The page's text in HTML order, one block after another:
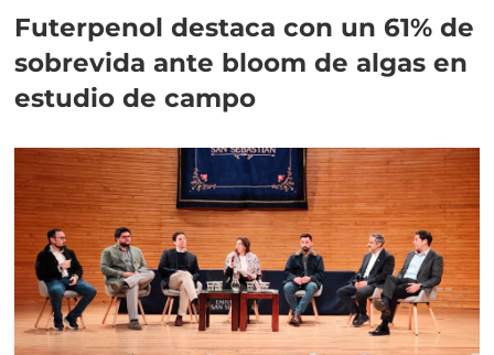
Futerpenol destaca con un 61% de
sobrevida ante bloom de algas en
estudio de campo